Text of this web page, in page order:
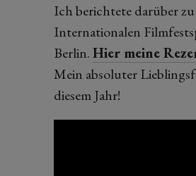
Ich berichtete darüber
Internationalen
Berlin.Hier meine
Mein absoluter
diesem Jahr!